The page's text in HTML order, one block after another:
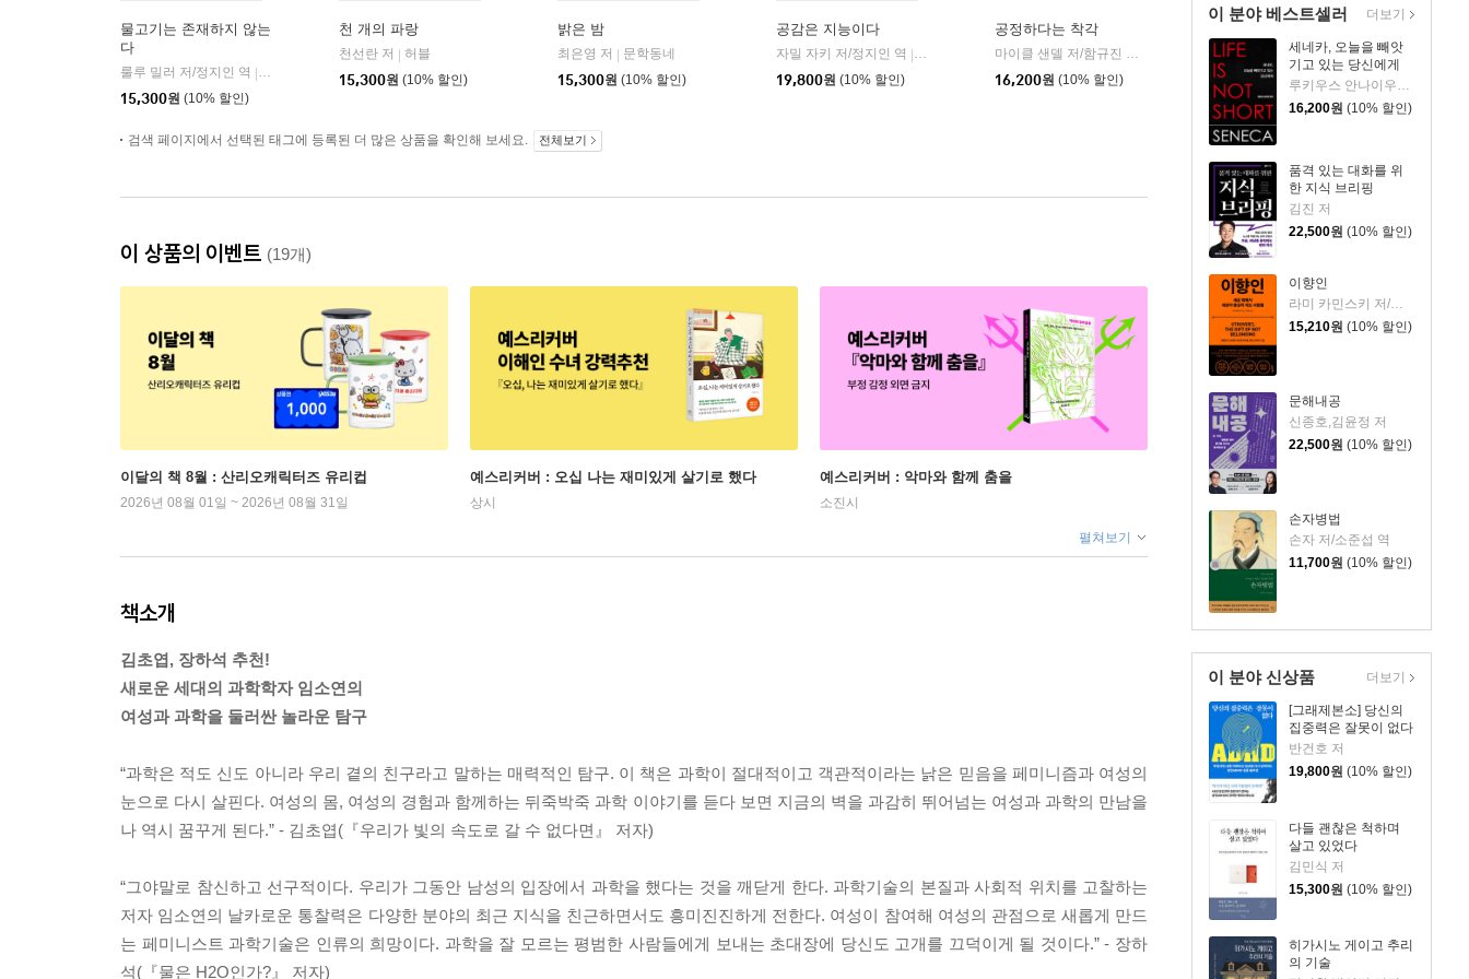
이 분야 베스트셀러
세네카, 오늘을 빼앗
기고 있는 당신에게
루키우스 안나이우스 세네카 저/하와이 대저택 편역
16,200원 (10% 할인)
품격 있는 대화를 위
한 지식 브리핑
김진 저
22,500원 (10% 할인)
이향인
15,210원 (10% 할인)
문해내공
신종호,김윤정 저
22,500원 (10% 할인)
손자병법
손자 저/소준섭 역
11,700원 (10% 할인)
더보기
이 분야 신상품
[그래제본소] 당신의
집중력은 잘못이 없다
반건호 저
19,800원 (10% 할인)
다들 괜찮은 척하며
살고 있었다
김민식 저
15,300원 (10% 할인)
히가시노 게이고 추리
의 기술
더보기
물고기는 존재하지 않는
다
룰루 밀러 저/정지인 역 |
15,300원 (10% 할인)
천 개의 파랑
천선란 저 | 허블
15,300원 (10% 할인)
밝은 밤
최은영 저 | 문학동네
15,300원 (10% 할인)
공감은 지능이다
자밀 자키 저/정지인 역 |
19,800원 (10% 할인)
공정하다는 착각
16,200원 (10% 할인)
검색 페이지에서 선택된 태그에 등록된 더 많은 상품을 확인해 보세요. 전체보기
이 상품의 이벤트 (19개)
이달의 책 8월 : 산리오캐릭터즈 유리컵
2026년 08월 01일 ~ 2026년 08월 31일
예스리커버 : 오십 나는 재미있게 살기로 했다
상시
예스리커버 : 악마와 함께 춤을
소진시
펼쳐보기
책소개
김초엽, 장하석 추천!
새로운 세대의 과학학자 임소연의
여성과 과학을 둘러싼 놀라운 탐구
“과학은 적도 신도 아니라 우리 곁의 친구라고 말하는 매력적인 탐구. 이 책은 과학이 절대적이고 객관적이라는 낡은 믿음을 페미니즘과 여성의
눈으로 다시 살핀다. 여성의 몸, 여성의 경험과 함께하는 뒤죽박죽 과학 이야기를 듣다 보면 지금의 벽을 과감히 뛰어넘는 여성과 과학의 만남을
나 역시 꿈꾸게 된다.” - 김초엽(『우리가 빛의 속도로 갈 수 없다면』 저자)
“그야말로 참신하고 선구적이다. 우리가 그동안 남성의 입장에서 과학을 했다는 것을 깨닫게 한다. 과학기술의 본질과 사회적 위치를 고찰하는
저자 임소연의 날카로운 통찰력은 다양한 분야의 최근 지식을 친근하면서도 흥미진진하게 전한다. 여성이 참여해 여성의 관점으로 새롭게 만드
는 페미니스트 과학기술은 인류의 희망이다. 과학을 잘 모르는 평범한 사람들에게 보내는 초대장에 당신도 고개를 끄덕이게 될 것이다.” - 장하
석(『물은 H2O인가?』 저자)